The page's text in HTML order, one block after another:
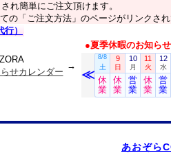
れ簡単にご注文頂けます。
の「ご注文方法」のページがリンクされ
）
せカレンダー
→
●夏季休暇のお知らせ
あおぞら